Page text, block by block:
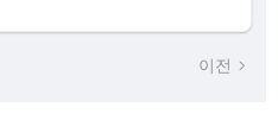
이전